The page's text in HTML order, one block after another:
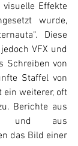
Effekte
wurde,
Diese
VFX und
Schreiben von
Staffel von
ein weiterer, oft
Berichte aus
und aus
das Bild einer